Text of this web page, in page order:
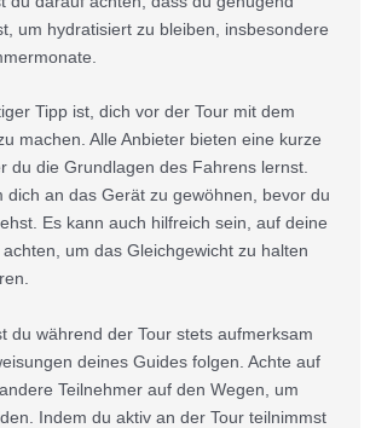
um hydratisiert zu bleiben, insbesondere
Tipp ist, dich vor der Tour mit dem
machen. Alle Anbieter bieten eine kurze
du die Grundlagen des Fahrens lernst.
dich an das Gerät zu gewöhnen, bevor du
Es kann auch hilfreich sein, auf deine
um das Gleichgewicht zu halten
du während der Tour stets aufmerksam
deines Guides folgen. Achte auf
Teilnehmer auf den Wegen, um
Indem du aktiv an der Tour teilnimmst